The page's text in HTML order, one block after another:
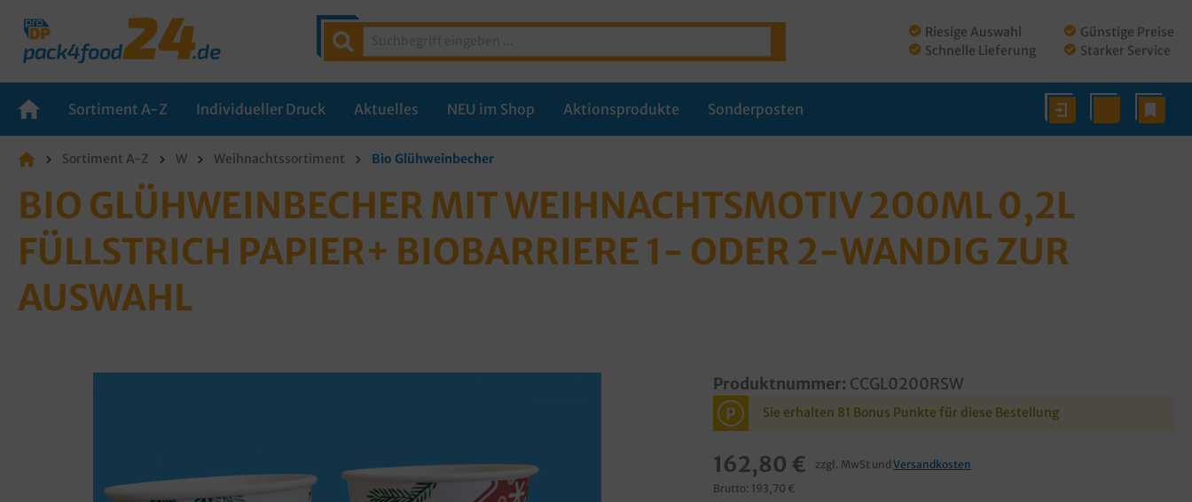
Riesige Auswahl
Schnelle Lieferung
Günstige Preise
Starker Service
Sortiment A-Z Individueller Druck Aktuelles NEU im Shop Aktionsprodukte Sonderposten
Sortiment A-Z W Weihnachtssortiment Bio Glühweinbecher
BIO GLÜHWEINBECHER MIT WEIHNACHTSMOTIV 200ML 0,2L
FÜLLSTRICH PAPIER+ BIOBARRIERE 1- ODER 2-WANDIG ZUR
AUSWAHL
Produktnummer: CCGL0200RSW
P Sie erhalten 81 Bonus Punkte für diese Bestellung
162,80 € zzgl. MwSt und Versandkosten
Brutto: 193,70 €